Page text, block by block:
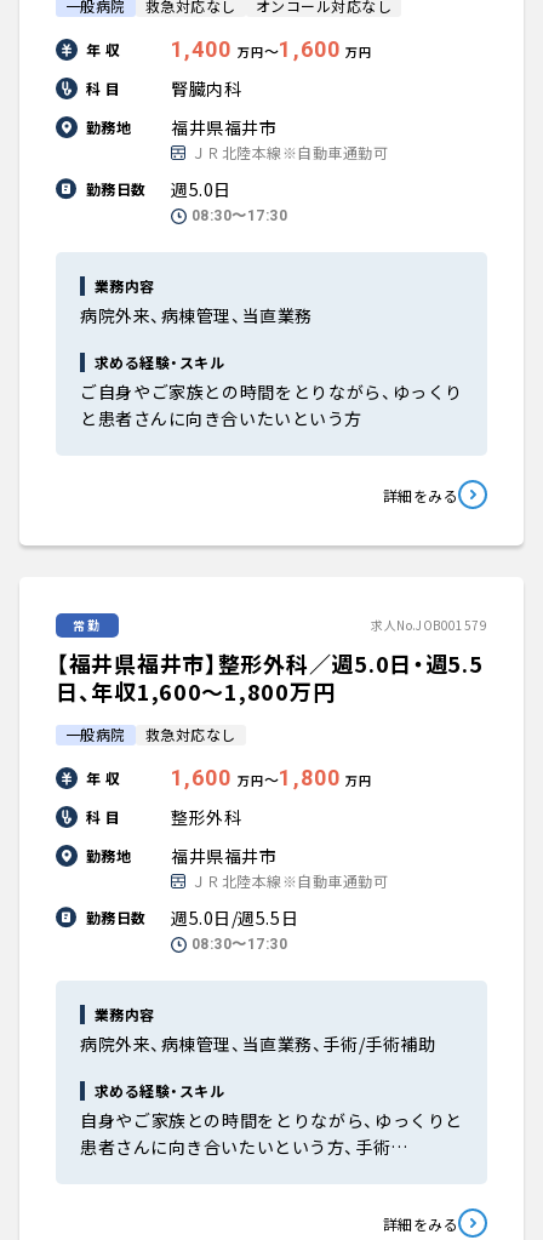
一般病院 救急対応なし オンコール対応なし
年 収 1,400 万円〜1,600 万円
科 目 腎臓内科
勤務地 福井県福井市
ＪＲ北陸本線※自動車通勤可
勤務日数
週5.0日
08:30〜17:30
業務内容
病院外来、病棟管理、当直業務
求める経験・スキル
ご自身やご家族との時間をとりながら、ゆっくり
と患者さんに向き合いたいという方
詳細をみる
常勤 求人No.JOB001579
【福井県福井市】整形外科／週5.0日・週5.5
日、年収1,600〜1,800万円
一般病院 救急対応なし
年 収 1,600 万円〜1,800 万円
科 目 整形外科
勤務地 福井県福井市
ＪＲ北陸本線※自動車通勤可
勤務日数
週5.0日/週5.5日
08:30〜17:30
業務内容
病院外来、病棟管理、当直業務、手術/手術補助
求める経験・スキル
自身やご家族との時間をとりながら、ゆっくりと
患者さんに向き合いたいという方、手術…
詳細をみる